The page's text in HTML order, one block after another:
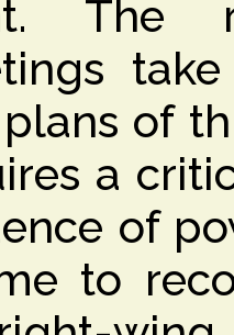
The
of
a
of
to